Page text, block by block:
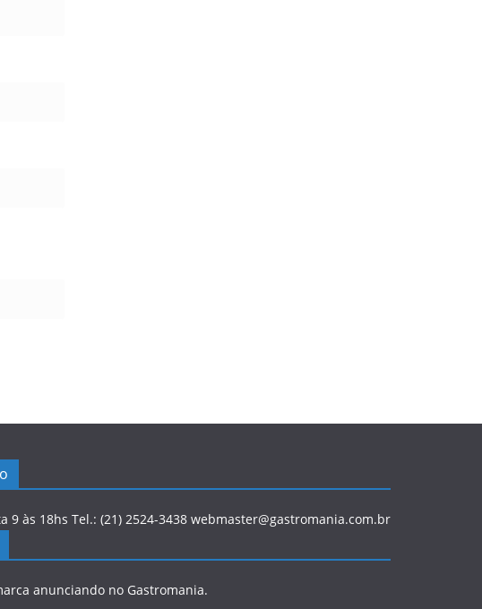
9 às 18hs Tel.: (21) 2524-3438 webmaster@gastromania.com.br
anunciando no Gastromania.